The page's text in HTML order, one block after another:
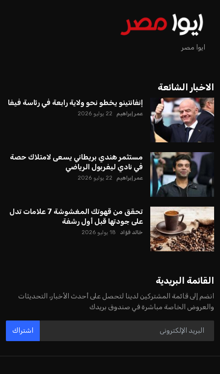
ايوا مصر
الاخبار الشائعة
إنفانتينو يخطو نحو ولاية رابعة في رئاسة فيفا
عمر إبراهيم 22 يوليو 2026
مستثمر هندي بريطاني يسعى لامتلاك حصة
في نادي ليفربول الرياضي
عمر إبراهيم 22 يوليو 2026
تحقق من قهوتك المغشوشة 7 علامات تدل
على جودتها قبل أول رشفة
خالد فؤاد 18 يوليو 2026
القائمة البريدية
انضم إلى قائمة المشتركين لدينا لتحصل على أحدث الأخبار، التحديثات
والعروض الخاصة مباشرة في صندوق بريدك
اشتراك